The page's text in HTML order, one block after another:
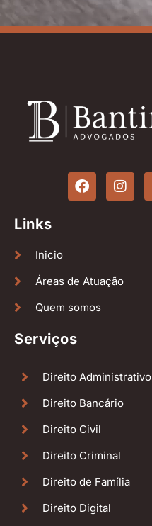
Links
Inicio
Áreas de Atuação
Quem somos
Serviços
Direito Administrativo
Direito Bancário
Direito Civil
Direito Criminal
Direito de Família
Direito Digital